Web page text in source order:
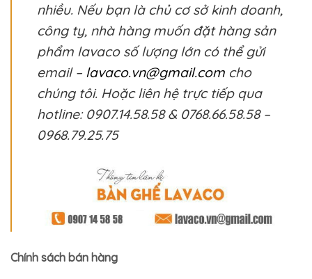
nhiều. Nếu bạn là chủ cơ sở kinh doanh,
công ty, nhà hàng muốn đặt hàng sản
phẩm lavaco số lượng lớn có thể gửi
email – lavaco.vn@gmail.com cho
chúng tôi. Hoặc liên hệ trực tiếp qua
hotline: 0907.14.58.58 & 0768.66.58.58 –
0968.79.25.75
Chính sách bán hàng